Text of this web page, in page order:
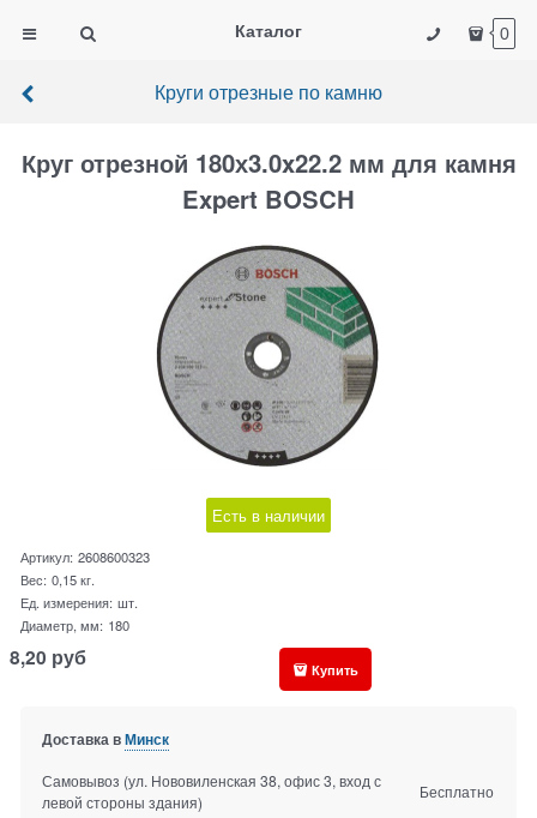
Каталог 0
Круги отрезные по камню
Круг отрезной 180х3.0x22.2 мм для камня
Expert BOSCH
Есть в наличии
Артикул: 2608600323
Вес: 0,15кг.
Ед. измерения: шт.
Диаметр, мм: 180
8,20 руб Купить
Доставка вМинск
Самовывоз (ул. Нововиленская 38, офис 3, вход с
левой стороны здания)
Бесплатно